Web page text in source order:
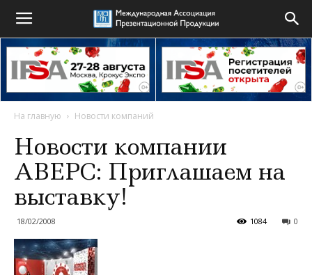
На главную Новости компаний
Новости компании
АВЕРС: Приглашаем на
выставку!
18/02/2008 0
1084